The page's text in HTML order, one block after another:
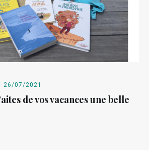
26/07/2021
de vos vacances une belle